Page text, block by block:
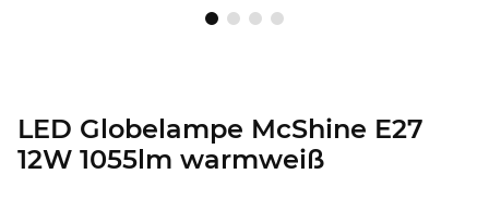
LED Globelampe McShine E27
12W 1055lm warmweiß